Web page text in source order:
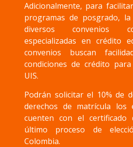
Adicionalmente, para
programas de posgrado,
diversos convenios
especializadas en crédito
convenios buscan
condiciones de crédito
UIS.
Podrán solicitar el 10% de
derechos de matrícula los
cuenten con el certificado
último proceso de
Colombia.